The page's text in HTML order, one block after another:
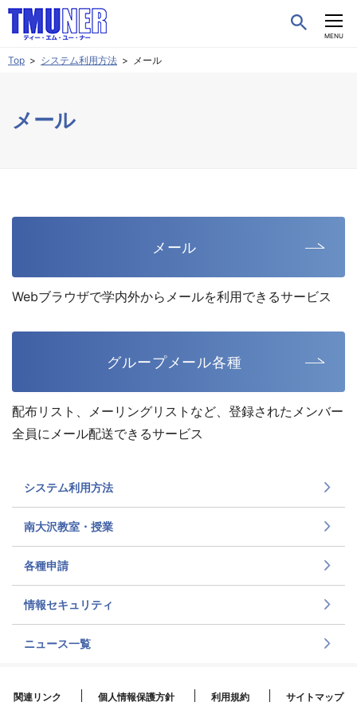
CLOSE
MENU
Top システム利用方法 メール
メール
メール
Webブラウザで学内外からメールを利用できるサービス
グループメール各種
配布リスト、メーリングリストなど、登録されたメンバー
全員にメール配送できるサービス
システム利用方法
南大沢教室・授業
各種申請
情報セキュリティ
ニュース一覧
関連リンク 個人情報保護方針 利用規約 サイトマップ